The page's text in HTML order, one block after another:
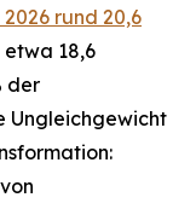
rund 20,6
18,6
der
Ungleichgewicht